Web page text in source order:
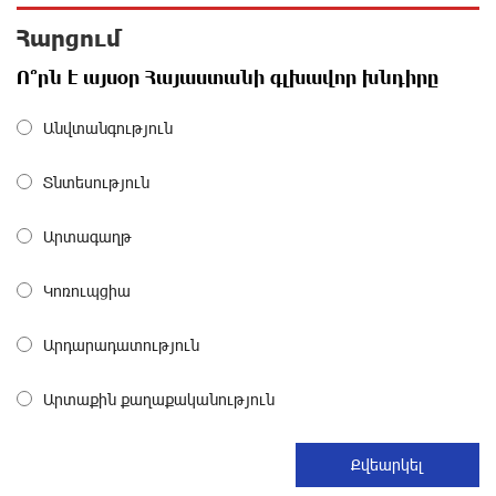
զգուշացնում է հյուրանոցների ամրագրման հետ
կապված զեղծարարությունների մասին
Մհեր Անանյանն ընդգրկվել է Յունիբանկի
«Սմայլ Սվիթ»-ի զարգացման ճանապարհը
Ինչպես է ՔՊ-ն «հարգում» ժողովրդի քվեն.
Ընդդիմությունը պետք է օր առաջ համախմբվի այս
Հարցում
Ո՞րն է այսօր Հայաստանի գլխավոր խնդիրը
Անվտանգություն
Տնտեսություն
Արտագաղթ
Կոռուպցիա
Արդարադատություն
Արտաքին քաղաքականություն